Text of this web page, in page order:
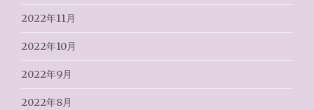
2022年11月
2022年10月
2022年9月
2022年8月